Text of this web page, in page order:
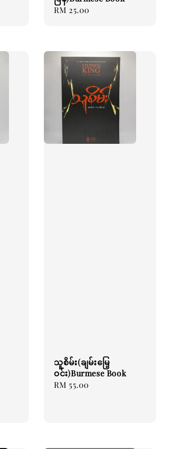
Regular
RM 25.00
သူစိမ်း(ချမ်းမြေ့
ဝင်း)Burmese Book
Regular
RM 55.00